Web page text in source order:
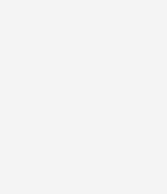
Neu zur ISH 2017 ist ein WC
für barrierefreies Bauen.
, Halbeinbau- und
rund 400 mm, oval und eckig je
rund 415 mm, oval und eckig je
rund 340 mm, oval und eckig je
WCs mit DirectFlush (inkl.